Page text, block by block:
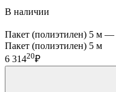
В наличии
Пакет (полиэтилен) 5 м —
Пакет (полиэтилен) 5 м
6 31420₽